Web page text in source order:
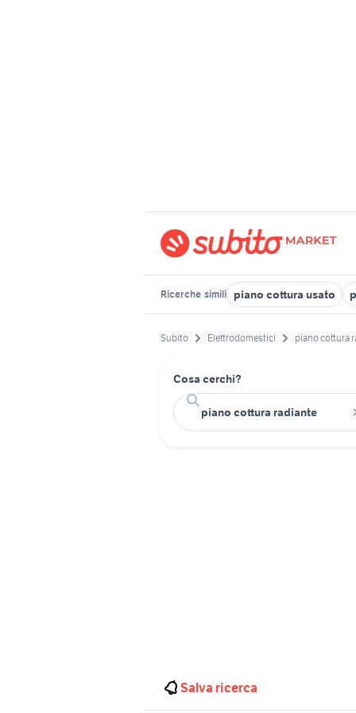
Ricerche simili piano cottura usato
Subito Elettrodomestici piano cottura
Cosa cerchi?
Salva ricerca